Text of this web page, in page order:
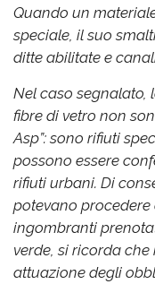
Quando un
speciale, il suo
ditte abilitate e
Nel caso segnalato,
fibre di vetro non
Asp”: sono rifiuti
possono essere
rifiuti urbani. Di
potevano
ingombranti
verde, si ricorda
attuazione degli